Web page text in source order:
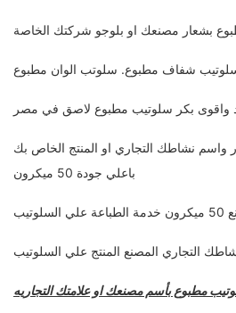
واقوى بكر سلوتيب مطبوع لاصق في مصر
واسم نشاطك التجاري او المنتج الخاص بك
باعلي جودة 50 ميكرون
التجاري المصنع المنتج علي السلوتيب
مطبوع بأسم مصنعك او علامتك التجاريه